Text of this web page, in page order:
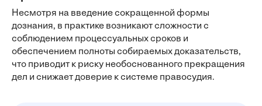
Несмотря на введение сокращенной формы
дознания, в практике возникают сложности с
соблюдением процессуальных сроков и
обеспечением полноты собираемых доказательств,
что приводит к риску необоснованного прекращения
дел и снижает доверие к системе правосудия.